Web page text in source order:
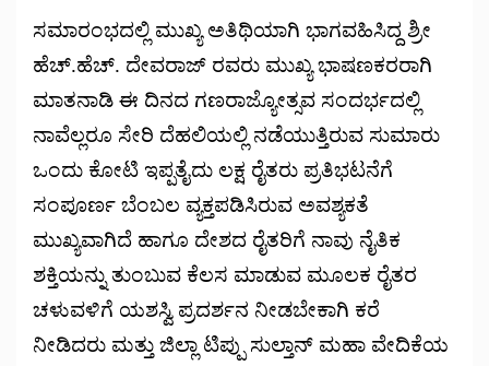
ಸಮಾರಂಭದಲ್ಲಿ ಮುಖ್ಯ ಅತಿಥಿಯಾಗಿ ಭಾಗವಹಿಸಿದ್ದ ಶ್ರೀ
ಹೆಚ್.ಹೆಚ್. ದೇವರಾಜ್ ರವರು ಮುಖ್ಯ ಭಾಷಣಕರರಾಗಿ
ಮಾತನಾಡಿ ಈ ದಿನದ ಗಣರಾಜ್ಯೋತ್ಸವ ಸಂದರ್ಭದಲ್ಲಿ
ನಾವೆಲ್ಲರೂ ಸೇರಿ ದೆಹಲಿಯಲ್ಲಿ ನಡೆಯುತ್ತಿರುವ ಸುಮಾರು
ಒಂದು ಕೋಟಿ ಇಪ್ಪತೈದು ಲಕ್ಷ ರೈತರು ಪ್ರತಿಭಟನೆಗೆ
ಸಂಪೂರ್ಣ ಬೆಂಬಲ ವ್ಯಕ್ತಪಡಿಸಿರುವ ಅವಶ್ಯಕತೆ
ಮುಖ್ಯವಾಗಿದೆ ಹಾಗೂ ದೇಶದ ರೈತರಿಗೆ ನಾವು ನೈತಿಕ
ಶಕ್ತಿಯನ್ನು ತುಂಬುವ ಕೆಲಸ ಮಾಡುವ ಮೂಲಕ ರೈತರ
ಚಳುವಳಿಗೆ ಯಶಸ್ವಿ ಪ್ರದರ್ಶನ ನೀಡಬೇಕಾಗಿ ಕರೆ
ನೀಡಿದರು ಮತ್ತು ಜಿಲ್ಲಾ ಟಿಪ್ಪು ಸುಲ್ತಾನ್ ಮಹಾ ವೇದಿಕೆಯ